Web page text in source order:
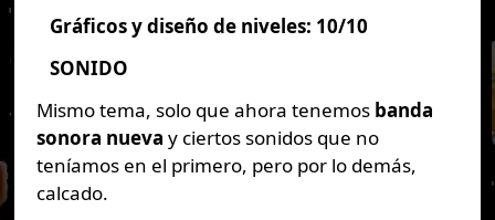
Gráficos y diseño de niveles: 10/10
SONIDO
Mismo tema, solo que ahora tenemos banda
sonora nueva y ciertos sonidos que no
teníamos en el primero, pero por lo demás,
calcado.